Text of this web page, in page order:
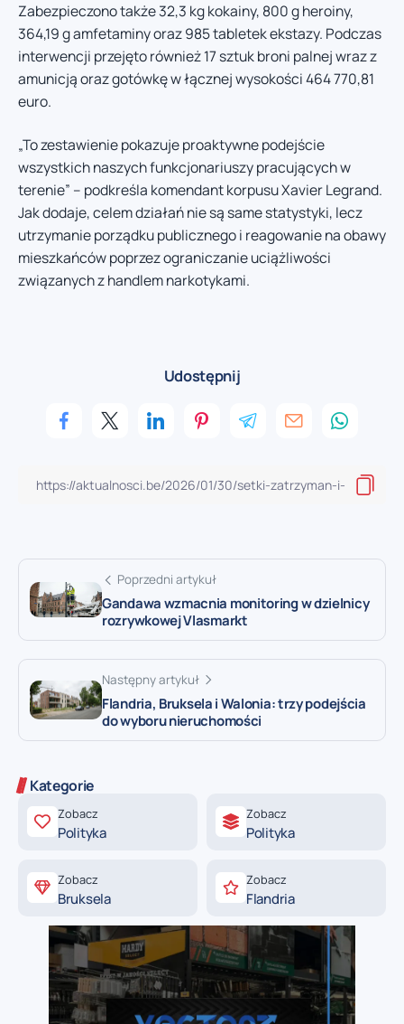
Zabezpieczono także 32,3 kg kokainy, 800 g heroiny,
364,19 g amfetaminy oraz 985 tabletek ekstazy. Podczas
interwencji przejęto również 17 sztuk broni palnej wraz z
amunicją oraz gotówkę w łącznej wysokości 464 770,81
euro.
„To zestawienie pokazuje proaktywne podejście
wszystkich naszych funkcjonariuszy pracujących w
terenie” – podkreśla komendant korpusu Xavier Legrand.
Jak dodaje, celem działań nie są same statystyki, lecz
utrzymanie porządku publicznego i reagowanie na obawy
mieszkańców poprzez ograniczanie uciążliwości
związanych z handlem narkotykami.
Udostępnij
Poprzedni artykuł
Gandawa wzmacnia monitoring w dzielnicy
rozrywkowej Vlasmarkt
Następny artykuł
Flandria, Bruksela i Walonia: trzy podejścia
do wyboru nieruchomości
Kategorie
Zobacz
Polityka
Zobacz
Polityka
Zobacz
Bruksela
Zobacz
Flandria